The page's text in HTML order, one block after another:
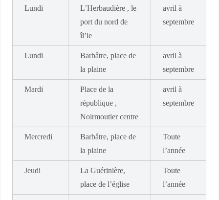
Lundi
L’Herbaudière , le
port du nord de
îl’le
avril à
septembre
Lundi
Barbâtre, place de
la plaine
avril à
septembre
Mardi
Place de la
république ,
Noirmoutier centre
avril à
septembre
Mercredi
Barbâtre, place de
la plaine
Toute
l’année
Jeudi
La Guérinière,
place de l’église
Toute
l’année